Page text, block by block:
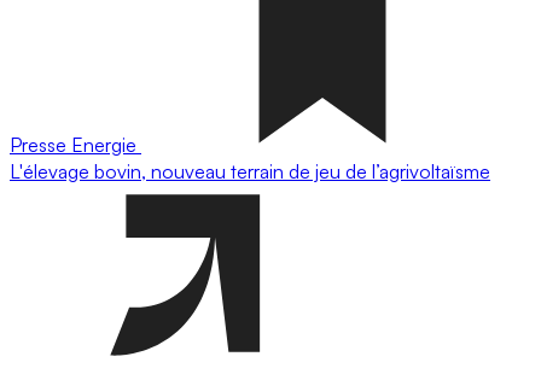
Presse Energie
L'élevage bovin, nouveau terrain de jeu de l’agrivoltaïsme